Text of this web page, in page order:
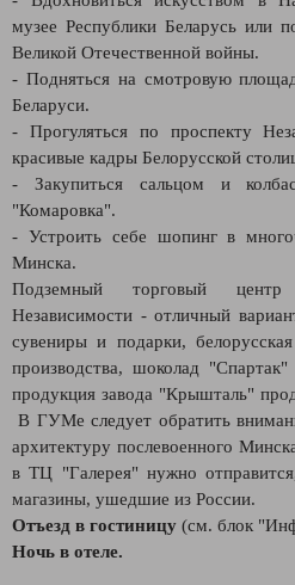
музее Республики Беларусь или
Великой Отечественной войны.
- Подняться на смотровую
Беларуси.
- Прогуляться по проспекту
красивые кадры Белорусской
- Закупиться сальцом и
"Комаровка".
- Устроить себе шопинг в
Минска.
Подземный торговый
Независимости - отличный
сувениры и подарки,
производства, шоколад
продукция завода "Крышталь"
В ГУМе следует обратить
архитектуру послевоенного
в ТЦ "Галерея" нужно
магазины, ушедшие из России.
Отъезд в гостиницу (см. блок
Ночь в отеле.